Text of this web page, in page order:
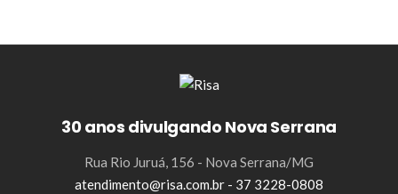
30 anos divulgando Nova Serrana
Rua Rio Juruá, 156 - Nova Serrana/MG
atendimento@risa.com.br - 37 3228-0808